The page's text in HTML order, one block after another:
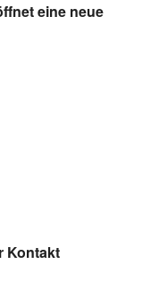
eine neue
Kontakt